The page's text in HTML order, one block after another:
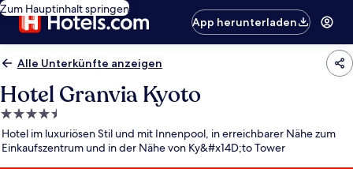
Zum Hauptinhalt springen
App herunterladen
Alle Unterkünfte anzeigen
Hotel Granvia Kyoto
4.5-
Sterne-
Unterkunft
Hotel im luxuriösen Stil und mit Innenpool, in erreichbarer Nähe zum
Einkaufszentrum und in der Nähe von Ky&#x14D;to Tower